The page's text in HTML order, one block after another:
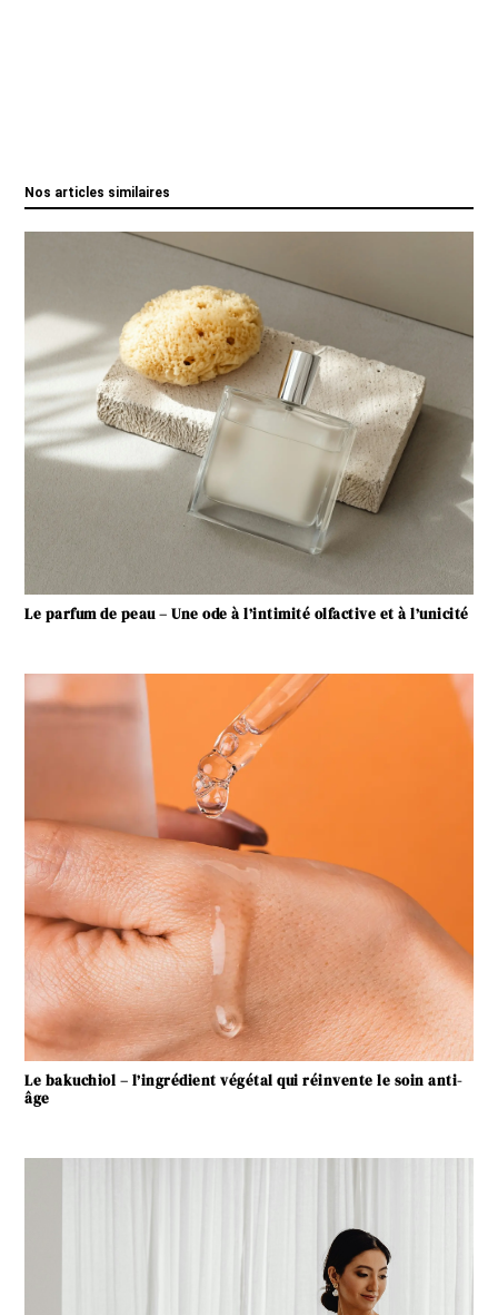
Nos articles similaires
Le parfum de peau – Une ode à l’intimité olfactive et à l’unicité
Le bakuchiol – l’ingrédient végétal qui réinvente le soin anti-
âge